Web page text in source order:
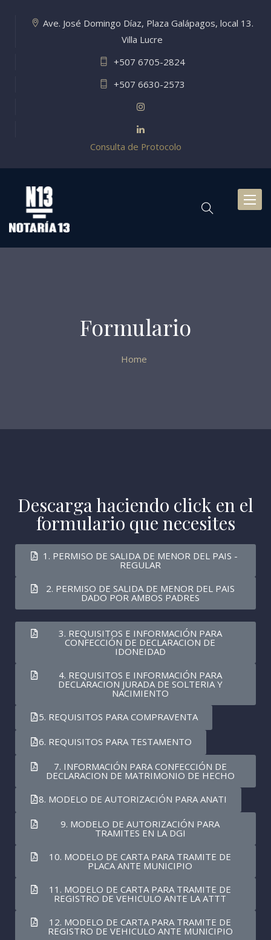
Ave. José Domingo Díaz, Plaza Galápagos, local 13.
Villa Lucre
+507 6705-2824
+507 6630-2573
Consulta de Protocolo
Formulario
Home
Descarga haciendo click en el
formulario que necesites
1. PERMISO DE SALIDA DE MENOR DEL PAIS -
REGULAR
2. PERMISO DE SALIDA DE MENOR DEL PAIS
DADO POR AMBOS PADRES
3. REQUISITOS E INFORMACIÓN PARA
CONFECCIÓN DE DECLARACION DE
IDONEIDAD
4. REQUISITOS E INFORMACIÓN PARA
DECLARACION JURADA DE SOLTERIA Y
NACIMIENTO
5. REQUISITOS PARA COMPRAVENTA
6. REQUISITOS PARA TESTAMENTO
7. INFORMACIÓN PARA CONFECCIÓN DE
DECLARACION DE MATRIMONIO DE HECHO
8. MODELO DE AUTORIZACIÓN PARA ANATI
9. MODELO DE AUTORIZACIÓN PARA
TRAMITES EN LA DGI
10. MODELO DE CARTA PARA TRAMITE DE
PLACA ANTE MUNICIPIO
11. MODELO DE CARTA PARA TRAMITE DE
REGISTRO DE VEHICULO ANTE LA ATTT
12. MODELO DE CARTA PARA TRAMITE DE
REGISTRO DE VEHICULO ANTE MUNICIPIO